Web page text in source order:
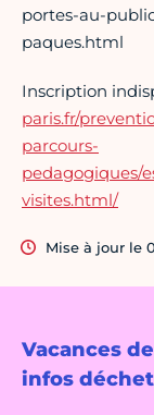
Vacances
infos
portes-au-
paques.html
Inscription
paris.fr/
parcours-
pedagogiques/
visites.html/
Mise à jour le